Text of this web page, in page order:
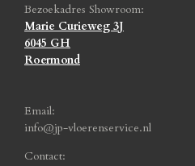
Bezoekadres Showroom:
Marie Curieweg 3J
6045 GH
Roermond
Email:
info@jp-vloerenservice.nl
Contact: